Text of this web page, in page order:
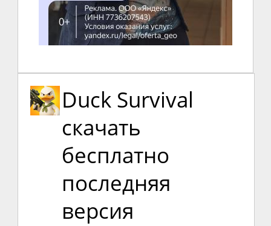
Duck Survival
скачать
бесплатно
последняя
версия